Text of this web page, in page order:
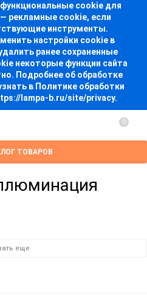
cookie для
рекламные cookie, если
инструменты.
настройки cookie в
ранее сохраненные
некоторые функции сайта
Подробнее об обработке
в Политике обработки
lampa-b.ru/site/privacy.
ТОВАРОВ
0
еще